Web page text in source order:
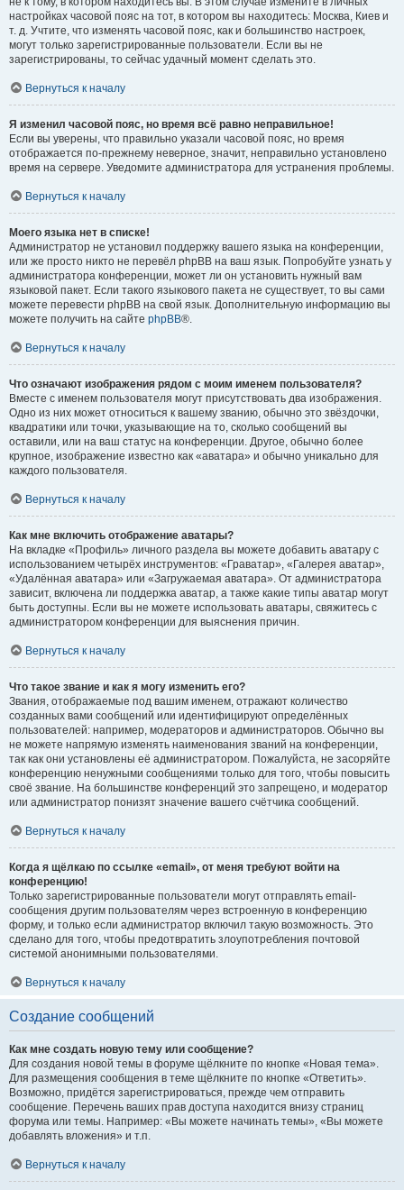
настройках часовой пояс на тот, в котором вы находитесь: Москва, Киев и
т. д. Учтите, что изменять часовой пояс, как и большинство настроек,
могут только зарегистрированные пользователи. Если вы не
зарегистрированы, то сейчас удачный момент сделать это.
Вернуться к началу
Я изменил часовой пояс, но время всё равно неправильное!
Если вы уверены, что правильно указали часовой пояс, но время
отображается по-прежнему неверное, значит, неправильно установлено
время на сервере. Уведомите администратора для устранения проблемы.
Вернуться к началу
Моего языка нет в списке!
Администратор не установил поддержку вашего языка на конференции,
или же просто никто не перевёл phpBB на ваш язык. Попробуйте узнать у
администратора конференции, может ли он установить нужный вам
языковой пакет. Если такого языкового пакета не существует, то вы сами
можете перевести phpBB на свой язык. Дополнительную информацию вы
можете получить на сайте phpBB®.
Вернуться к началу
Что означают изображения рядом с моим именем пользователя?
Вместе с именем пользователя могут присутствовать два изображения.
Одно из них может относиться к вашему званию, обычно это звёздочки,
квадратики или точки, указывающие на то, сколько сообщений вы
оставили, или на ваш статус на конференции. Другое, обычно более
крупное, изображение известно как «аватара» и обычно уникально для
каждого пользователя.
Вернуться к началу
Как мне включить отображение аватары?
На вкладке «Профиль» личного раздела вы можете добавить аватару с
использованием четырёх инструментов: «Граватар», «Галерея аватар»,
«Удалённая аватара» или «Загружаемая аватара». От администратора
зависит, включена ли поддержка аватар, а также какие типы аватар могут
быть доступны. Если вы не можете использовать аватары, свяжитесь с
администратором конференции для выяснения причин.
Вернуться к началу
Что такое звание и как я могу изменить его?
Звания, отображаемые под вашим именем, отражают количество
созданных вами сообщений или идентифицируют определённых
пользователей: например, модераторов и администраторов. Обычно вы
не можете напрямую изменять наименования званий на конференции,
так как они установлены её администратором. Пожалуйста, не засоряйте
конференцию ненужными сообщениями только для того, чтобы повысить
своё звание. На большинстве конференций это запрещено, и модератор
или администратор понизят значение вашего счётчика сообщений.
Вернуться к началу
Когда я щёлкаю по ссылке «email», от меня требуют войти на
конференцию!
Только зарегистрированные пользователи могут отправлять email-
сообщения другим пользователям через встроенную в конференцию
форму, и только если администратор включил такую возможность. Это
сделано для того, чтобы предотвратить злоупотребления почтовой
системой анонимными пользователями.
Вернуться к началу
Создание сообщений
Как мне создать новую тему или сообщение?
Для создания новой темы в форуме щёлкните по кнопке «Новая тема».
Для размещения сообщения в теме щёлкните по кнопке «Ответить».
Возможно, придётся зарегистрироваться, прежде чем отправить
сообщение. Перечень ваших прав доступа находится внизу страниц
форума или темы. Например: «Вы можете начинать темы», «Вы можете
добавлять вложения» и т.п.
Вернуться к началу